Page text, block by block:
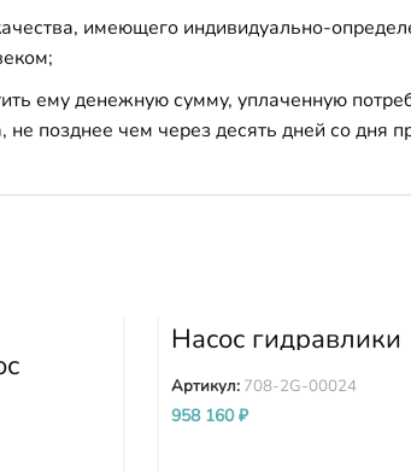
имеющего индивидуально-
ему денежную сумму, уплаченную
позднее чем через десять дней со дня
Насос гидравлики
PC300-7 PC350-7
PC360-7 708-2G-
Артикул: 708-2G-00024
958 160₽